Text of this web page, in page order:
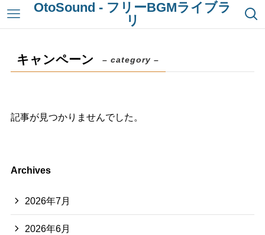
OtoSound - フリーBGMライブラ
リ
キャンペーン – category –
記事が見つかりませんでした。
Archives
2026年7月
2026年6月